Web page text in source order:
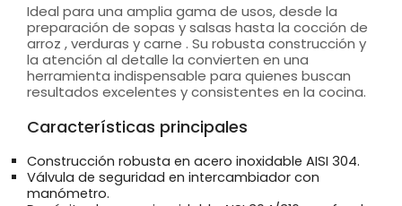
Ideal para una amplia gama de usos, desde la
preparación de sopas y salsas hasta la cocción de
arroz , verduras y carne . Su robusta construcción y
la atención al detalle la convierten en una
herramienta indispensable para quienes buscan
resultados excelentes y consistentes en la cocina.
Características principales
Construcción robusta en acero inoxidable AISI 304.
Válvula de seguridad en intercambiador con
manómetro.